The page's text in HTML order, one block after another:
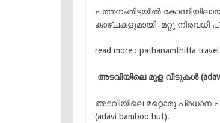
പത്തനംതിട്ടയിൽ
കാഴ്ചകളുമായി മറ്റു നിരവധി
read more : pathanamthitta travel
അടവിയിലെ മുള വീടുകൾ (adavi
അടവിയിലെ മറ്റൊരു
(adavi bamboo hut).